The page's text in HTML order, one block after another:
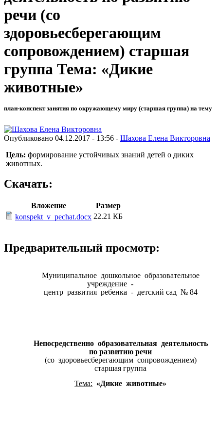
речи (со
здоровьесберегающим
сопровождением) старшая
группа Тема: «Дикие
животные»
план-конспект занятия по окружающему миру (старшая группа) на тему
Опубликовано 04.12.2017 - 13:56 - Шахова Елена Викторовна
Цель: формирование устойчивых знаний детей о диких
животных.
Скачать:
Вложение
Размер
konspekt_v_pechat.docx 22.21 КБ
Предварительный просмотр:
Муниципальное дошкольное образовательное
учреждение -
центр развития ребенка - детский сад № 84
Непосредственно образовательная деятельность
по развитию речи
(со здоровьесберегающим сопровождением)
старшая группа
Тема: «Дикие животные»